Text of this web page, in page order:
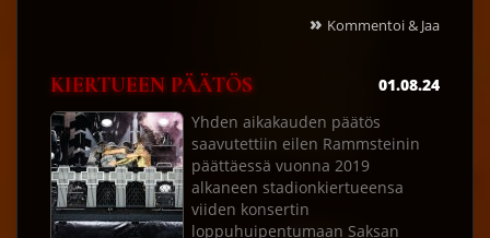
» Kommentoi & Jaa
KIERTUEEN PÄÄTÖS
01.08.24
Yhden aikakauden päätös
saavutettiin eilen Rammsteinin
päättäessä vuonna 2019
alkaneen stadionkiertueensa
viiden konsertin
loppuhuipentumaan Saksan